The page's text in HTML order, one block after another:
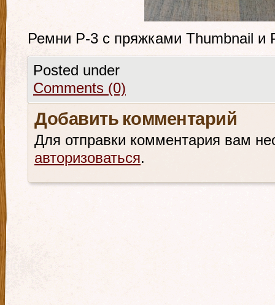
Ремни Р-3 с пряжками Thumbnail и
Posted under
Comments (0)
Добавить комментарий
Для отправки комментария вам
авторизоваться.